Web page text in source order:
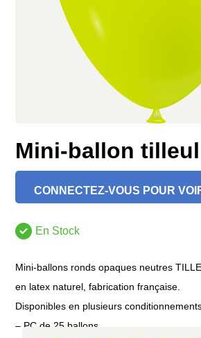
Mini-ballon
CONNECTEZ-VOUS POUR
En Stock
Mini-ballons ronds opaques neutres
en latex naturel, fabrication française.
Disponibles en plusieurs
– PC de 25 ballons